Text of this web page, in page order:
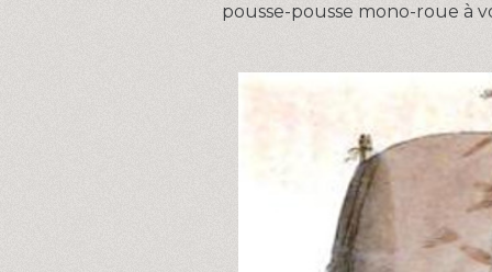
pousse-pousse mono-roue à